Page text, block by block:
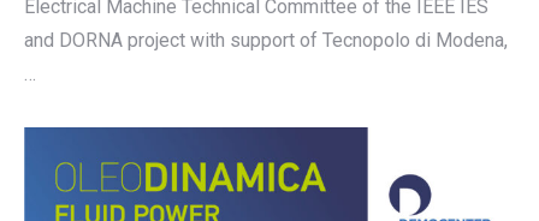
Electrical Machine Technical Committee of the IEEE IES
and DORNA project with support of Tecnopolo di Modena,
…